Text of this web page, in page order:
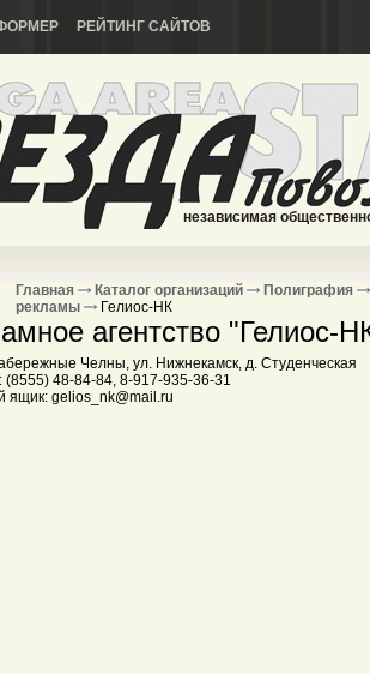
РЕЙТИНГ САЙТОВ
независимая
Главная Каталог организаций Полиграфия
рекламы
Гелиос-НК
агентство "Гелиос-
Челны, ул. Нижнекамск, д. Студенческая
(8555) 48-84-84, 8-917-935-36-31
ящик: gelios_nk@mail.ru